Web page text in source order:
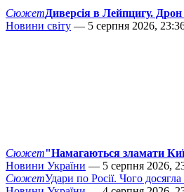
СюжетДиверсія в Лейпцигу. Дрон
Новини світу — 5 серпня 2026,
Сюжет"Намагаються зламати
Новини України — 5 серпня 2026,
СюжетУдари по Росії. Чого